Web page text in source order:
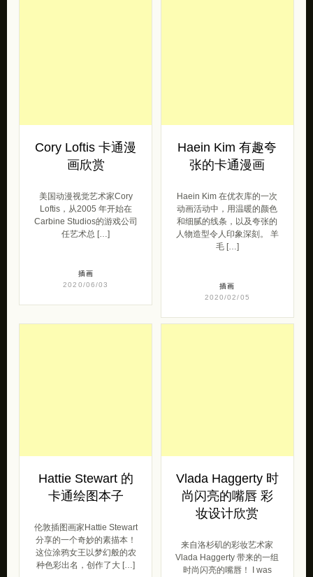
Cory Loftis 卡通漫
画欣赏
美国动漫视觉艺术家Cory
Loftis，从2005 年开始在
Carbine Studios的游戏公司
任艺术总 […]
插画
2020/06/03
Haein Kim 有趣夸
张的卡通漫画
Haein Kim 在优衣库的一次
动画活动中，用温暖的颜色
和细腻的线条，以及夸张的
人物造型令人印象深刻。 羊
毛 […]
插画
2020/02/05
Hattie Stewart 的
卡通绘图本子
伦敦插图画家Hattie Stewart
分享的一个奇妙的素描本！
这位涂鸦女王以梦幻般的农
种色彩出名，创作了大 […]
Vlada Haggerty 时
尚闪亮的嘴唇 彩
妆设计欣赏
来自洛杉矶的彩妆艺术家
Vlada Haggerty 带来的一组
时尚闪亮的嘴唇！ I was